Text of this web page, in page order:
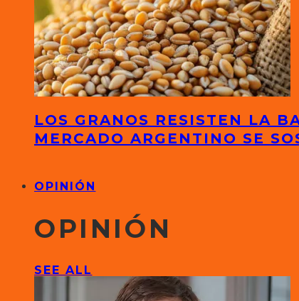
LOS GRANOS RESISTEN LA
MERCADO ARGENTINO SE
OPINIÓN
OPINIÓN
SEE ALL